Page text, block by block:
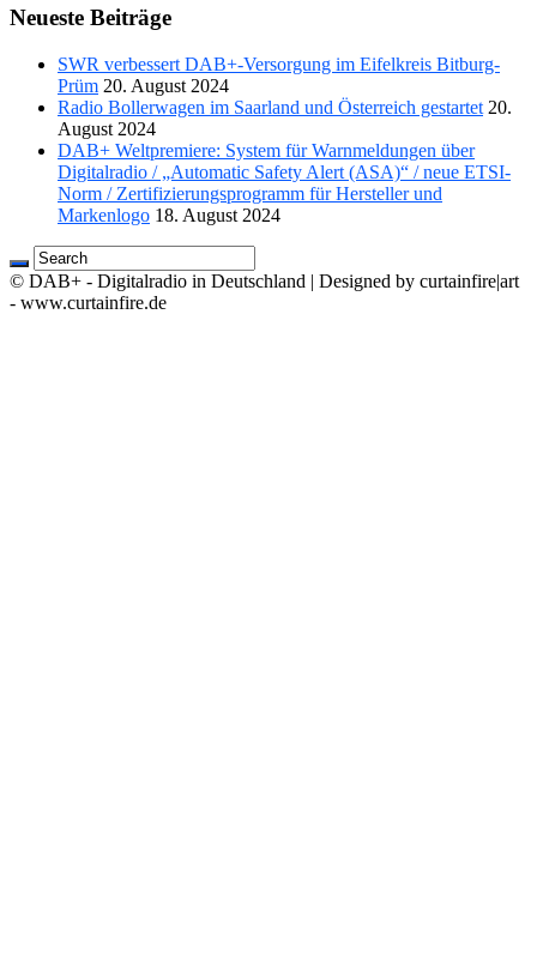
Neueste Beiträge
SWR verbessert DAB+-Versorgung im Eifelkreis Bitburg-
Prüm 20. August 2024
Radio Bollerwagen im Saarland und Österreich gestartet 20.
August 2024
DAB+ Weltpremiere: System für Warnmeldungen über
Digitalradio / „Automatic Safety Alert (ASA)“ / neue ETSI-
Norm / Zertifizierungsprogramm für Hersteller und
Markenlogo 18. August 2024
© DAB+ - Digitalradio in Deutschland | Designed by curtainfire|art
- www.curtainfire.de